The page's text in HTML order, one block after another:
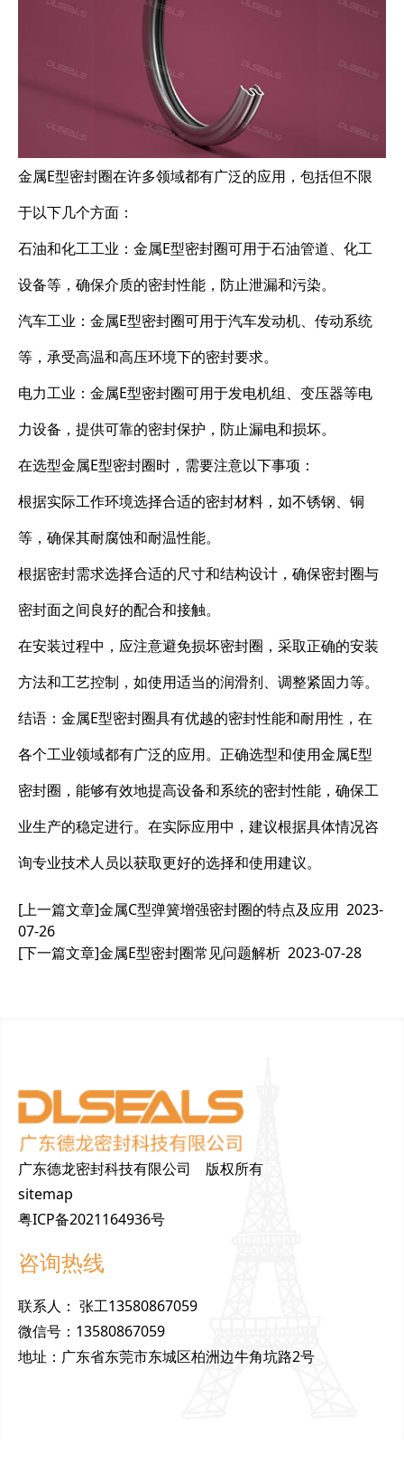
金属E型密封圈在许多领域都有广泛的应用，包括但不限
于以下几个方面：
石油和化工工业：金属E型密封圈可用于石油管道、化工
设备等，确保介质的密封性能，防止泄漏和污染。
汽车工业：金属E型密封圈可用于汽车发动机、传动系统
等，承受高温和高压环境下的密封要求。
电力工业：金属E型密封圈可用于发电机组、变压器等电
力设备，提供可靠的密封保护，防止漏电和损坏。
在选型金属E型密封圈时，需要注意以下事项：
根据实际工作环境选择合适的密封材料，如不锈钢、铜
等，确保其耐腐蚀和耐温性能。
根据密封需求选择合适的尺寸和结构设计，确保密封圈与
密封面之间良好的配合和接触。
在安装过程中，应注意避免损坏密封圈，采取正确的安装
方法和工艺控制，如使用适当的润滑剂、调整紧固力等。
结语：金属E型密封圈具有优越的密封性能和耐用性，在
各个工业领域都有广泛的应用。正确选型和使用金属E型
密封圈，能够有效地提高设备和系统的密封性能，确保工
业生产的稳定进行。在实际应用中，建议根据具体情况咨
询专业技术人员以获取更好的选择和使用建议。
[上一篇文章]金属C型弹簧增强密封圈的特点及应用 2023-
07-26
[下一篇文章]金属E型密封圈常见问题解析 2023-07-28
广东德龙密封科技有限公司 版权所有
sitemap
粤ICP备2021164936号
咨询热线
联系人 ： 张工13580867059
微信号 ： 13580867059
地址 ： 广东省东莞市东城区柏洲边牛角坑路2号